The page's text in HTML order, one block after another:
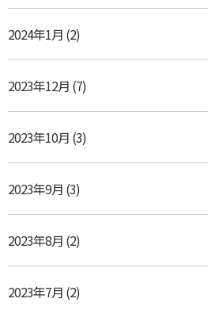
2024年1月 (2)
2023年12月 (7)
2023年10月 (3)
2023年9月 (3)
2023年8月 (2)
2023年7月 (2)